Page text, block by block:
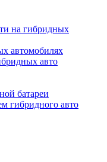
на гибридных
автомобилях
авто
батареи
гибридного авто